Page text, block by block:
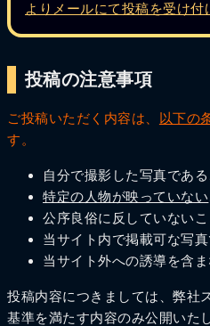
よりメールにて投稿を受け付
投稿の注意事項
ご投稿いただく内容は、 以下の
す。
自分で撮影した写真である
特定の人物が映っていない
公序良俗に反していないこ
当サイト内で掲載可な写
当サイト外への誘導を含
投稿内容につきましては、弊社
基準を満たす内容のみ公開いた